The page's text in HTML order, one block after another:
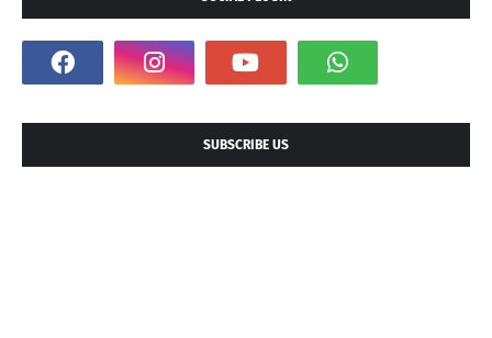
SUBSCRIBE US